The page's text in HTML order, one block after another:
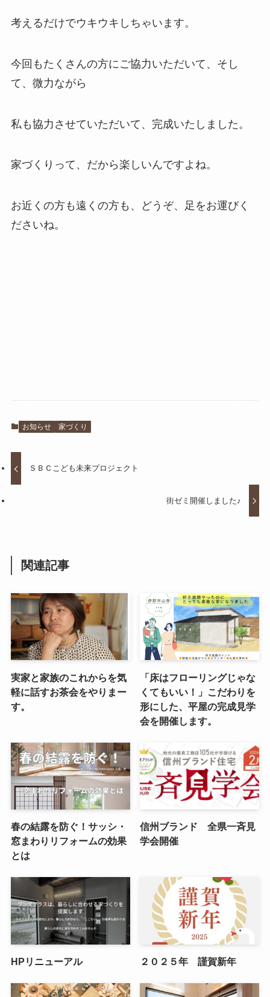
考えるだけでウキウキしちゃいます。
今回もたくさんの方にご協力いただいて、そし
て、微力ながら
私も協力させていただいて、完成いたしました。
家づくりって、だから楽しいんですよね。
お近くの方も遠くの方も、どうぞ、足をお運びく
ださいね。
お知らせ 家づくり
ＳＢＣこども未来プロジェクト
街ゼミ開催しました♪
関連記事
実家と家族のこれからを気
軽に話すお茶会をやりまー
す。
「床はフローリングじゃな
くてもいい！」こだわりを
形にした、平屋の完成見学
会を開催します。
春の結露を防ぐ！サッシ・
窓まわりリフォームの効果
とは
信州ブランド 全県一斉見
学会開催
HPリニューアル ２０２５年 謹賀新年